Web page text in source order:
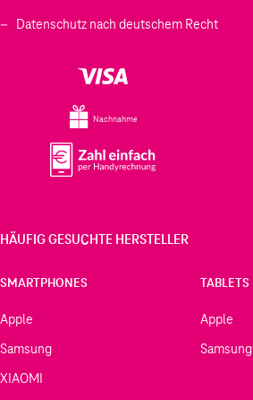
Datenschutz nach deutschem Recht
Nachnahme
HÄUFIG GESUCHTE HERSTELLER
SMARTPHONES
Apple
Samsung
XIAOMI
TABLETS
Apple
Samsung